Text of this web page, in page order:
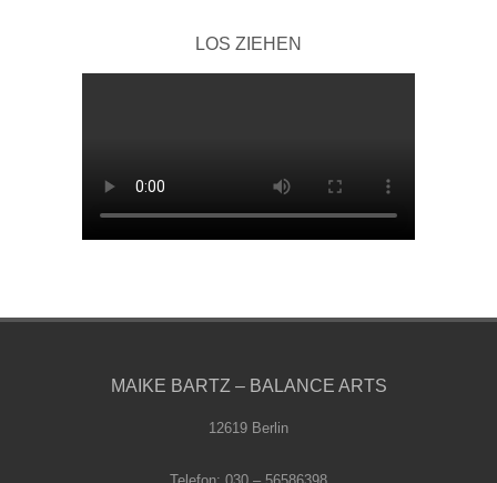
LOS ZIEHEN
MAIKE BARTZ – BALANCE ARTS
12619 Berlin